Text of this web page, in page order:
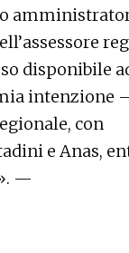
disponibile
intenzione
con
e Anas,
—